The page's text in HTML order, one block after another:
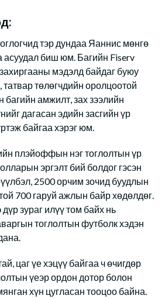
тэр дундаа Яаннис мөнгө
асуудал биш юм. Багийн Fiserv
мэдэлд байдаг буюу
төлөгчдийн оролцоотой
багийн амжилт, зах зээлийн
дагасан эдийн засгийн үр
байгаа хэрэг юм.
плэйоффын нэг тоглолтын үр
эргэлт бий болдог гэсэн
2500 орчим зочид буудлын
700 гаруй ажлын байр хөдөлдөг.
зураг илүү том байх нь
тоглолтын футболк хэдэн
цаг үе хэцүү байгаа ч өчигдөр
үеэр ордон дотор болон
хүн цугласан тооцоо байна.